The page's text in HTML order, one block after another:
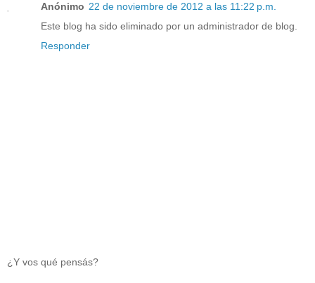
Anónimo 22 de noviembre de 2012 a las 11:22 p.m.
Este blog ha sido eliminado por un administrador de blog.
Responder
¿Y vos qué pensás?